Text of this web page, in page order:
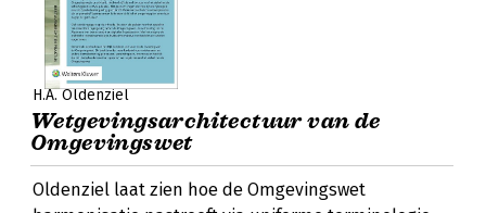
H.A. Oldenziel
Wetgevingsarchitectuur van de
Omgevingswet
Oldenziel laat zien hoe de Omgevingswet